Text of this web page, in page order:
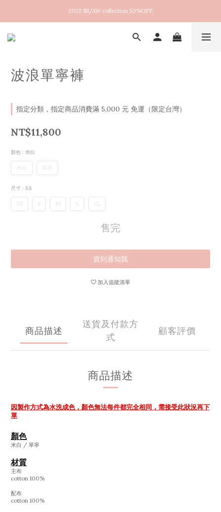
New arrival！2026SS Lucent
2022 SS/AW collection 50%OFF
New arrival！2026SS Lucent
波浪單寧褲
指定分類，指定商品消費滿 5,000 元 免運（限定台灣）
NT$11,800
顏色 : 米白
尺寸 : XS
XS S M L XL
售完
貨到通知我
加入追蹤清單
商品描述
送貨及付款方
式
顧客評價
商品描述
因製作方式為水洗成色，顏色無法每件都完全相同，需接受此狀況再下
單
顏色
米白 / 單寧
材質
主布
cotton 100%
配布
cotton 100%